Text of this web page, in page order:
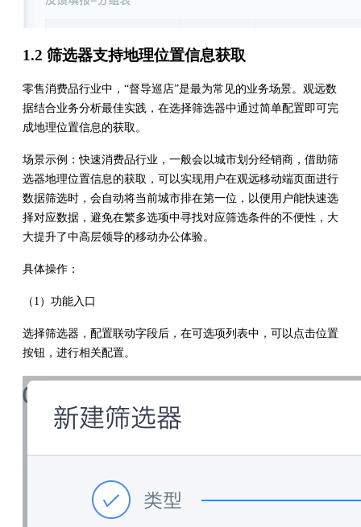
1.2 筛选器支持地理位置信息获取
零售消费品行业中，“督导巡店”是最为常见的业务场景。观远数
据结合业务分析最佳实践，在选择筛选器中通过简单配置即可完
成地理位置信息的获取。
场景示例：快速消费品行业，一般会以城市划分经销商，借助筛
选器地理位置信息的获取，可以实现用户在观远移动端页面进行
数据筛选时，会自动将当前城市排在第一位，以便用户能快速选
择对应数据，避免在繁多选项中寻找对应筛选条件的不便性，大
大提升了中高层领导的移动办公体验。
具体操作：
（1）功能入口
选择筛选器，配置联动字段后，在可选项列表中，可以点击位置
按钮，进行相关配置。